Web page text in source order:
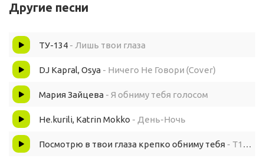
Улыбнусь, обниму и уйду
Ночь подходит к концу
Я ничего не скажу
Лишь в глаза посмотрю
Другие песни
ТУ-134 - Лишь твои глаза
DJ Kapral, Osya - Ничего Не Говори (Cover)
Мария Зайцева - Я обниму тебя голосом
Не.kurili, Katrin Mokko - День-Ночь
Посмотрю в твои глаза крепко обниму тебя - T1One